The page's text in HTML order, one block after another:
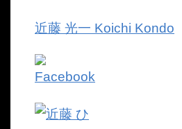
近藤 光一 Koichi Kondo